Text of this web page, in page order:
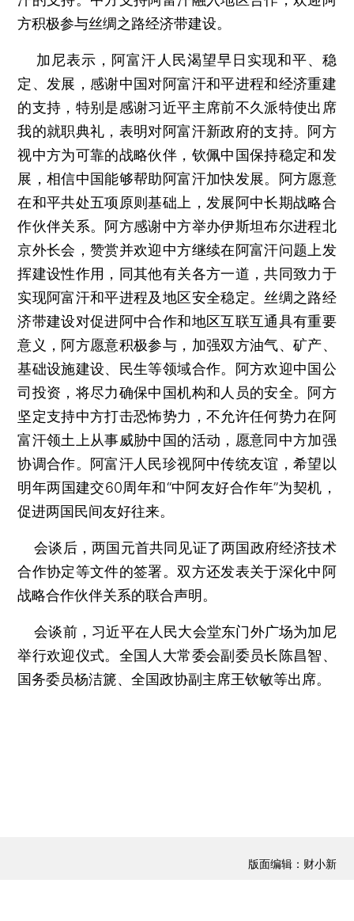
方积极参与丝绸之路经济带建设。
加尼表示，阿富汗人民渴望早日实现和平、稳
定、发展，感谢中国对阿富汗和平进程和经济重建
的支持，特别是感谢习近平主席前不久派特使出席
我的就职典礼，表明对阿富汗新政府的支持。阿方
视中方为可靠的战略伙伴，钦佩中国保持稳定和发
展，相信中国能够帮助阿富汗加快发展。阿方愿意
在和平共处五项原则基础上，发展阿中长期战略合
作伙伴关系。阿方感谢中方举办伊斯坦布尔进程北
京外长会，赞赏并欢迎中方继续在阿富汗问题上发
挥建设性作用，同其他有关各方一道，共同致力于
实现阿富汗和平进程及地区安全稳定。丝绸之路经
济带建设对促进阿中合作和地区互联互通具有重要
意义，阿方愿意积极参与，加强双方油气、矿产、
基础设施建设、民生等领域合作。阿方欢迎中国公
司投资，将尽力确保中国机构和人员的安全。阿方
坚定支持中方打击恐怖势力，不允许任何势力在阿
富汗领土上从事威胁中国的活动，愿意同中方加强
协调合作。阿富汗人民珍视阿中传统友谊，希望以
明年两国建交60周年和“中阿友好合作年”为契机，
促进两国民间友好往来。
会谈后，两国元首共同见证了两国政府经济技术
合作协定等文件的签署。双方还发表关于深化中阿
战略合作伙伴关系的联合声明。
会谈前，习近平在人民大会堂东门外广场为加尼
举行欢迎仪式。全国人大常委会副委员长陈昌智、
国务委员杨洁篪、全国政协副主席王钦敏等出席。
版面编辑：财小新